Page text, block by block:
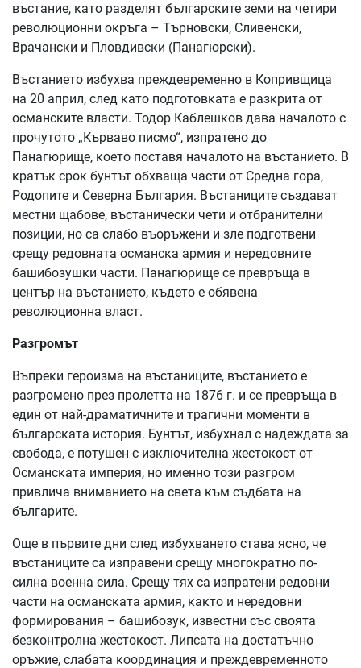
въстание, като разделят българските земи на четири
революционни окръга – Търновски, Сливенски,
Врачански и Пловдивски (Панагюрски).
Въстанието избухва преждевременно в Копривщица
на 20 април, след като подготовката е разкрита от
османските власти. Тодор Каблешков дава началото с
прочутото „Кърваво писмо“, изпратено до
Панагюрище, което поставя началото на въстанието. В
кратък срок бунтът обхваща части от Средна гора,
Родопите и Северна България. Въстаниците създават
местни щабове, въстанически чети и отбранителни
позиции, но са слабо въоръжени и зле подготвени
срещу редовната османска армия и нередовните
башибозушки части. Панагюрище се превръща в
център на въстанието, където е обявена
революционна власт.
Разгромът
Въпреки героизма на въстаниците, въстанието е
разгромено през пролетта на 1876 г. и се превръща в
един от най-драматичните и трагични моменти в
българската история. Бунтът, избухнал с надеждата за
свобода, е потушен с изключителна жестокост от
Османската империя, но именно този разгром
привлича вниманието на света към съдбата на
българите.
Още в първите дни след избухването става ясно, че
въстаниците са изправени срещу многократно по-
силна военна сила. Срещу тях са изпратени редовни
части на османската армия, както и нередовни
формирования – башибозук, известни със своята
безконтролна жестокост. Липсата на достатъчно
оръжие, слабата координация и преждевременното